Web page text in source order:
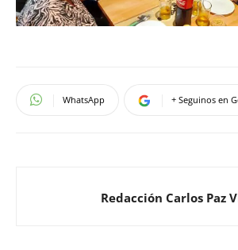
WhatsApp + Seguinos en
Redacción Carlos Paz